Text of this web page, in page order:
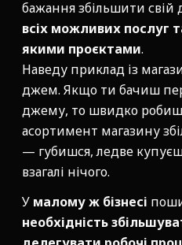
бажання збільшити свій
всіх можливих послуг
якими проєктами.
Наведу приклад із
джем. Якщо ти бачиш
джему, то швидко
асортимент магазину
— губишся, ледве
взагалі нічого.
У малому ж бізнесі
необхідність